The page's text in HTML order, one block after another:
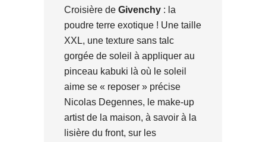
Croisière de Givenchy : la
poudre terre exotique ! Une taille
XXL, une texture sans talc
gorgée de soleil à appliquer au
pinceau kabuki là où le soleil
aime se « reposer » précise
Nicolas Degennes, le make-up
artist de la maison, à savoir à la
lisière du front, sur les